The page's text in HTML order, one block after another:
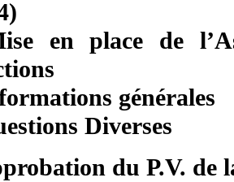
en place de
générales
Diverses
du P.V. de